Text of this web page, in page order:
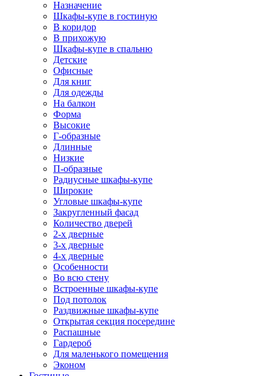
Назначение
Шкафы-купе в гостиную
В коридор
В прихожую
Шкафы-купе в спальню
Детские
Офисные
Для книг
Для одежды
На балкон
Форма
Высокие
Г-образные
Длинные
Низкие
П-образные
Радиусные шкафы-купе
Широкие
Угловые шкафы-купе
Закругленный фасад
Количество дверей
2-х дверные
3-х дверные
4-х дверные
Особенности
Во всю стену
Встроенные шкафы-купе
Под потолок
Раздвижные шкафы-купе
Открытая секция посередине
Распашные
Гардероб
Для маленького помещения
Эконом